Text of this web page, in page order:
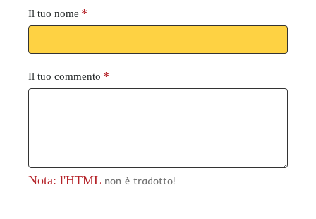
Il tuo nome
Il tuo commento
Nota: l'HTML non è tradotto!